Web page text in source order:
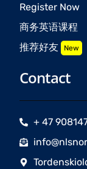
Register Now
商务英语课程
推荐好友 New
Contact
+ 47